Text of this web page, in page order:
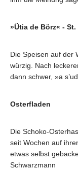
»Ütia de Börz« -
Die Speisen auf der
würzig. Nach
dann schwer, »a
Osterfladen
Die Schoko-
seit Wochen auf
etwas selbst
Schwarzmann